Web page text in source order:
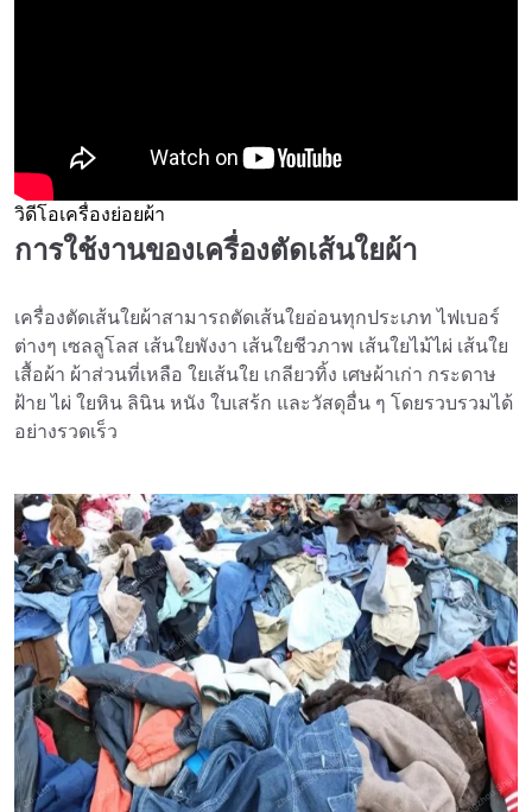
วิดีโอเครื่องย่อยผ้า
การใช้งานของเครื่องตัดเส้นใยผ้า
เครื่องตัดเส้นใยผ้าสามารถตัดเส้นใยอ่อนทุกประเภท ไฟเบอร์
ต่างๆ เซลลูโลส เส้นใยพังงา เส้นใยชีวภาพ เส้นใยไม้ไผ่ เส้นใย
เสื้อผ้า ผ้าส่วนที่เหลือ ใยเส้นใย เกลียวทิ้ง เศษผ้าเก่า กระดาษ
ฝ้าย ไผ่ ใยหิน ลินิน หนัง ใบเสร้ก และวัสดุอื่น ๆ โดยรวบรวมได้
อย่างรวดเร็ว